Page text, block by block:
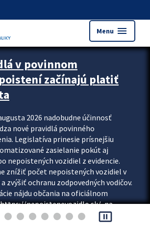
Menu menu
upútavok
v povinnom
začínajú platiť
2026 nadobudne účinnosť
nové pravidlá povinného
Legislatíva prinesie prísnejšiu
zasielanie pokút aj
nepoistených vozidiel z evidencie.
znížiť počet nepoistených vozidiel v
zvýšiť ochranu zodpovedných vodičov.
nájdu občania na oficiálnom
nepoistenevozidlo.sk/, na
pribudne aj možnosť overiť si...
pause_presentation